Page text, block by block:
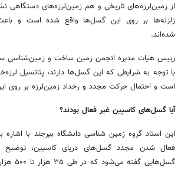
از زمین‌لرزه‌های تاریخی و هم زمین‌لرزه‌های دستگاهی
زلزله‌ها بر روی این گسل‌ها واقع شده است و
شده‌اند.
رییس هیات مدیره انجمن زمین ساخت و زمین‌شناسی
با توجه به شرایطی که این گسل‌ها دارند، پتانسیل
است و احتمال حرکت مجدد و رخداد زمین‌لرزه بر روی
آیا گسل‌های کاسپین غیر فعال بودند؟
این استاد گروه زمین شناسی دانشگاه بیرجند با اشاره
فعال شدن مجدد گسل‌های دریای کاسپین،
گسل‌هایی